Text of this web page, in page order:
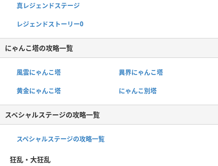
真レジェンドステージ
レジェンドストーリー0
にゃんこ塔の攻略一覧
風雲にゃんこ塔 異界にゃんこ塔
黄金にゃんこ塔 にゃんこ別塔
スペシャルステージの攻略一覧
スペシャルステージの攻略一覧
狂乱・大狂乱